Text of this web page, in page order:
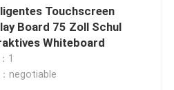
Touchscreen
Board 75 Zoll Schul
Whiteboard
1
negotiable